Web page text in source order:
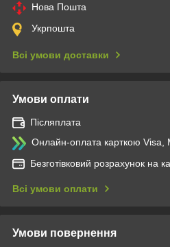
Нова Пошта
Укрпошта
Всі умови доставки
Умови оплати
Післяплата
Онлайн-оплата карткою Visa,
Безготівковий розрахунок на
Всі умови оплати
Умови повернення